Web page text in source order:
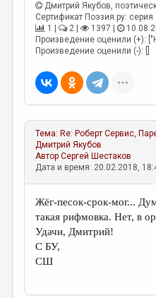
ЦИКЛЫ ПУБЛИКАЦИЙ
ТРЕДИАКОВСКИЙ
ВКОНТАКТЕ
Дмитрий Якубов,
Сертификат Поэзия.ру:
1 |
2 | 1397 |
Произведение оценили (+):
Произведение оценили (-): []
Тема: Re: Роберт Сервис,
Дмитрий Якубов
АвторСергей Шестаков
Дата и время: 20.02.2018,
Жёг-песок-срок-мог...
такая рифмовка. Нет, в
Удачи, Дмитрий!
С БУ,
СШ